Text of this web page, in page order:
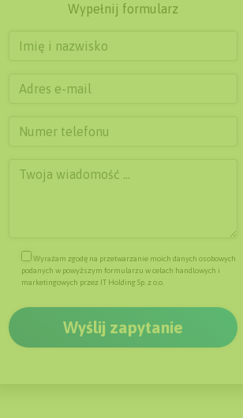
Wypełnij formularz
Wyrażam zgodę na przetwarzanie moich danych osobowych
podanych w powyższym formularzu w celach handlowych i
marketingowych przez IT Holding Sp. z o.o.